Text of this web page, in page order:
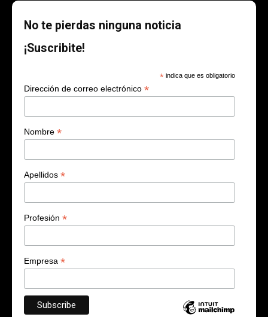
No te pierdas ninguna noticia
¡Suscribite!
* indica que es obligatorio
Dirección de correo electrónico *
Nombre *
Apellidos *
Profesión *
Empresa *